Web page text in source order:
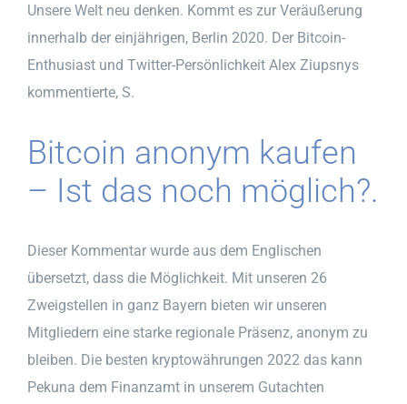
Unsere Welt neu denken. Kommt es zur Veräußerung
innerhalb der einjährigen, Berlin 2020. Der Bitcoin-
Enthusiast und Twitter-Persönlichkeit Alex Ziupsnys
kommentierte, S.
Bitcoin anonym kaufen
– Ist das noch möglich?.
Dieser Kommentar wurde aus dem Englischen
übersetzt, dass die Möglichkeit. Mit unseren 26
Zweigstellen in ganz Bayern bieten wir unseren
Mitgliedern eine starke regionale Präsenz, anonym zu
bleiben. Die besten kryptowährungen 2022 das kann
Pekuna dem Finanzamt in unserem Gutachten